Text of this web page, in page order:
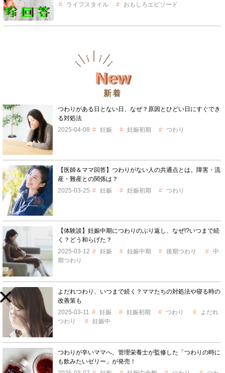
ライフスタイル
おもしろエピソード
New
新着
つわりがある日とない日、なぜ？原因とひどい日にすぐでき
る対処法
2025-04-08
妊娠 妊娠初期 つわり
【医師＆ママ回答】つわりがない人の共通点とは。障害・流
産・難産との関係は？
2025-03-25
妊娠 妊娠初期 つわり
【体験談】妊娠中期につわりのぶり返し、なぜ!?いつまで続
く？どう和らげた？
2025-03-12
妊娠 妊娠中期 後期つわり
中
期つわり
よだれつわり、いつまで続く？ママたちの対処法や寝る時の
改善策も
2025-03-11
妊娠 妊娠初期 つわり
よだれ
つわり
妊娠中
つわりが辛いママへ。管理栄養士が監修した「つわりの時に
も飲みたいゼリー」が発売！